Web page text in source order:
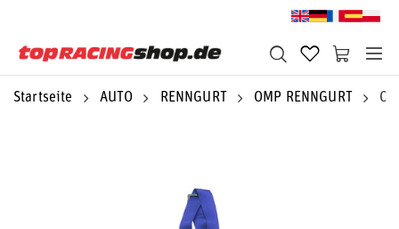
Startseite AUTO RENNGURT OMP RENNGURT